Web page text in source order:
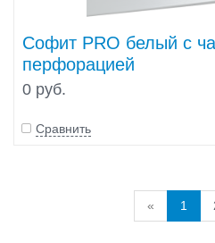
Софит PRO белый с
перфорацией
0 руб.
Сравнить
« 1